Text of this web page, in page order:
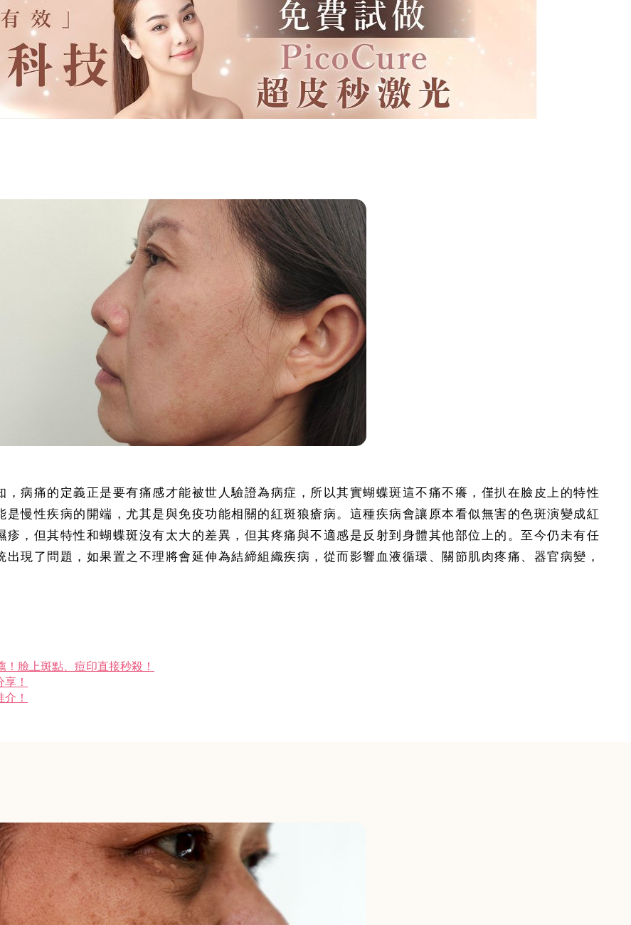
病痛的定義正是要有痛感才能被世人驗證為病症，所以其實蝴蝶斑這不痛不癢，僅扒在臉皮上的特性
慢性疾病的開端，尤其是與免疫功能相關的紅斑狼瘡病。這種疾病會讓原本看似無害的色斑演變成紅
，但其特性和蝴蝶斑沒有太大的差異，但其疼痛與不適感是反射到身體其他部位上的。至今仍未有任
現了問題，如果置之不理將會延伸為結締組織疾病，從而影響血液循環、關節肌肉疼痛、器官病變，
臉上斑點、痘印直接秒殺！
！
！